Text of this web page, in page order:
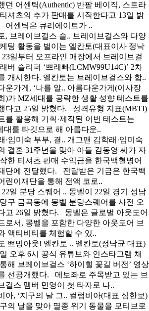
던 어센틱(Authentic) 반팔 베이직, 스트라
셔츠의 추가 판매를 시작한다고 13일 밝
어센틱은 큐리에이트가 ..
, 브레이브걸스 슬.. 브레이브걸스와 다양
팅 활동을 벌이는 엘칸토(대표이사 정낙
23일부터 오프라인 매장에서 브레이브걸
버 슬리퍼 ‘쁘레빠(LCMW99U14C)’ 2차
개시한다. 엘칸토는 브레이브걸스와 함..
운가게, ‘나를 알.. 아름다운가게(이사장
)가 MZ세대를 공략한 생활 성향 테스트를
다고 25일 밝혔다. 성격유형 지표(MBTI)
를 활용해 기획·제작된 이번 테스트는
대를 타깃으로 해 아름다운..
·임미숙 부부, 결.. 개그맨 김학래·임미숙
결혼 31주년을 맞아 아들 김동영 씨가 자
한 티셔츠 판매 수익금을 한국백혈병어
단에 전달했다. 전달받은 기금은 한국백
린이재단을 통해 전액 코로..
일 분당 스퀘어 .. 몽벨이 22일 경기 성남
구 금곡동에 몽벨 분당스퀘어를 사전 오
고 26일 밝혔다. 몽벨은 글로벌 아웃도어
로서, 몽벨을 포함한 다양한 아웃도어 브
액티비티를 체험할 수 있..
쁘밍아웃! 엘칸토 .. 엘칸토(정낙균 대표)
오후 6시 공식 유튜브와 인스타그램 채
해 브레이브걸스 ‘하이힐 꽃길 버전’ 영상
선공개했다. 메보좌로 주목받고 있는 브
걸스 멤버 민영이 첫 타자로 나..
아, ‘지구의 날 그.. 컬럼비아(대표 심한보)
의 날을 맞아 멸종 위기 동물을 모티브로